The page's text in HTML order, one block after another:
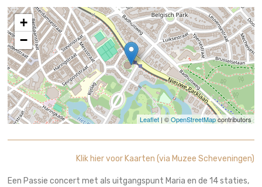
+
−
Leaflet| ©OpenStreetMapcontributors
Klik hier voor Kaarten (via Muzee Scheveningen)
Een Passie concert met als uitgangspunt Maria en de 14 staties,